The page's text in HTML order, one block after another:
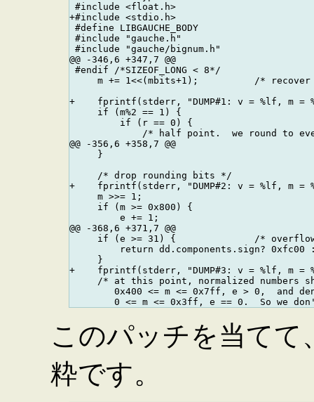
#include <float.h>
+#include <stdio.h>
#define LIBGAUCHE_BODY
#include "gauche.h"
#include "gauche/bignum.h"
@@ -346,6 +347,7 @@
#endif /*SIZEOF_LONG < 8*/
m += 1<<(mbits+1);          /* recover
+    fprintf(stderr, "DUMP#1: v = %lf, m =
     if (m%2 == 1) {
         if (r == 0) {
/* half point.  we round to
@@ -356,6 +358,7 @@
     }
     /* drop rounding bits */
+    fprintf(stderr, "DUMP#2: v = %lf, m =
     m >>= 1;
     if (m >= 0x800) {
         e += 1;
@@ -368,6 +371,7 @@
if (e >= 31) {              /*
return dd.components.sign? 0xfc00
     }
+    fprintf(stderr, "DUMP#3: v = %lf, m =
/* at this point, normalized numbers
0x400 <= m <= 0x7ff, e > 0,  and
このパッチを当てて
粋です。